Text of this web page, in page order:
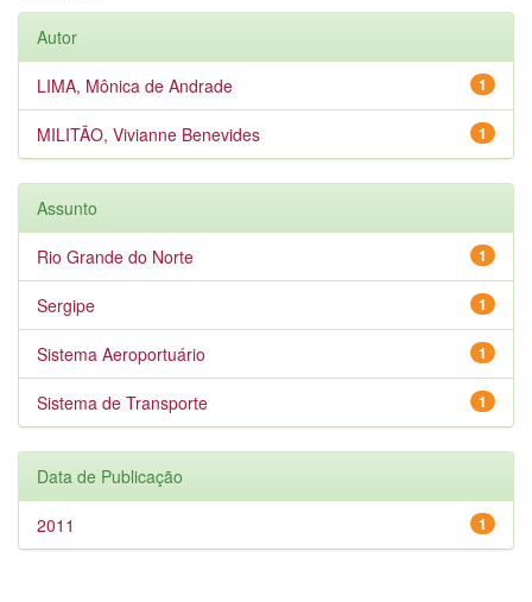
Autor
1
LIMA, Mônica de Andrade
1
MILITÃO, Vivianne Benevides
Assunto
1
Rio Grande do Norte
1
Sergipe
1
Sistema Aeroportuário
1
Sistema de Transporte
Data de Publicação
1
2011